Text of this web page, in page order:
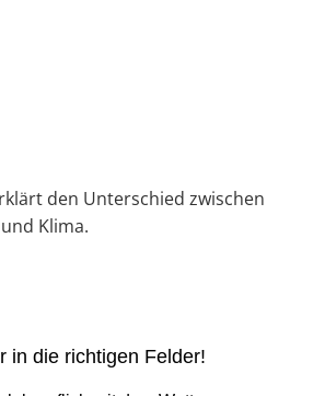
den Unterschied zwischen
Klima.